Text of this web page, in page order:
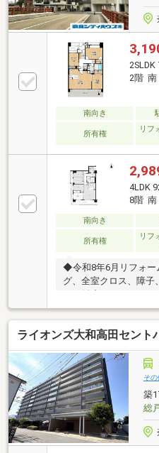
2SLDK
2階 南
南向き
所有権
リフ
4LDK
8階 南
南向き
所有権
リフ
◆令和8年6月リフォー
グ、全室クロス、障
複数有●周辺環境●セ
店へ徒歩3分(210m)～
(320m)～キリン堂八木
店橿原店へ徒歩11分
(160m)～奈良県立医
～橿原市立晩成小学校
木中学校へ徒歩28分
ライオンズ大和高田セント
そ
築
総